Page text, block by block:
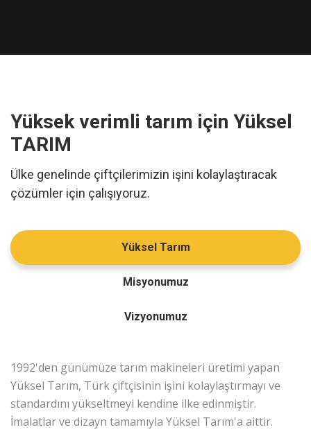
Yüksek verimli tarım için Yüksel
TARIM
Ülke genelinde çiftçilerimizin işini kolaylaştıracak
çözümler için çalışıyoruz.
Yüksel Tarım
Misyonumuz
Vizyonumuz
1992'den günümüze tarım makineleri üretimi yapan
Yüksel Tarım, Türk çiftçisinin işini kolaylaştırmayı ve
standardını yükseltmeyi kendine ilke edinmiştir.
İmalatlar ve dizayn tamamıyla Yüksel Tarım'a aittir.